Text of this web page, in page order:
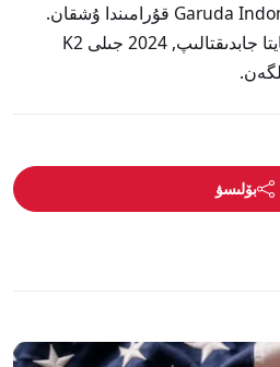
كومپانيياسىندا, كەيٸن Garuda Indonesia قۇرامىندا ۇشقان.
2012 جىلى جٷك ۇشاعىنا قايتا جابدىقتالىپ, 2024 جىلى K2
بۆلىسۋ